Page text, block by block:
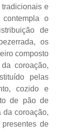
e
o
de
os
composto
coroação,
pelas
cozido e
de pão de
da coroação,
de